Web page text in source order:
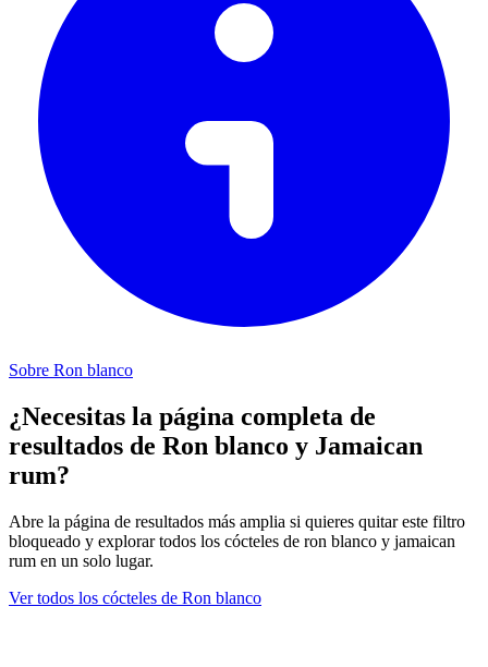
Sobre Ron blanco
¿Necesitas la página completa de
resultados de Ron blanco y Jamaican
rum?
Abre la página de resultados más amplia si quieres quitar este filtro
bloqueado y explorar todos los cócteles de ron blanco y jamaican
rum en un solo lugar.
Ver todos los cócteles de Ron blanco